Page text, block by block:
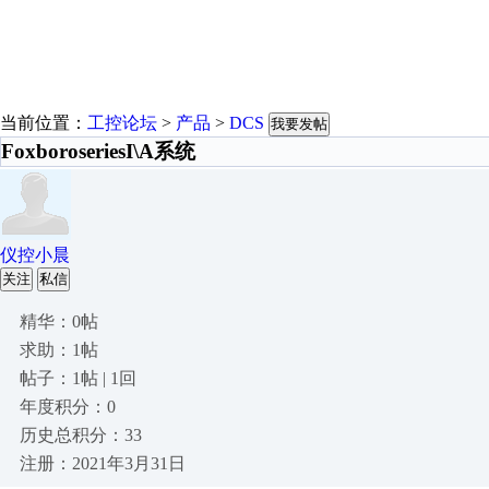
当前位置： 工控论坛 > 产品 > DCS 我要发帖
FoxboroseriesI\A系统
仪控小晨
关注 私信
精华：0帖
求助：1帖
帖子：1帖 | 1回
年度积分：0
历史总积分：33
注册：2021年3月31日